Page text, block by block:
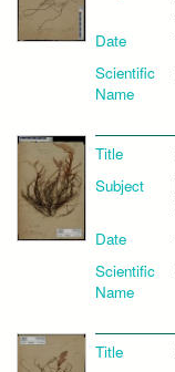
Date
Scientific
Name
Title
Subject
Date
Scientific
Name
Title